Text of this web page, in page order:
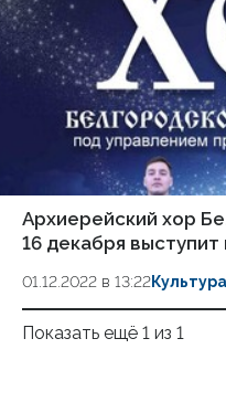
Архиерейский хор
16 декабря выступит
01.12.2022 в 13:22Культура
Показать ещё 1 из 1